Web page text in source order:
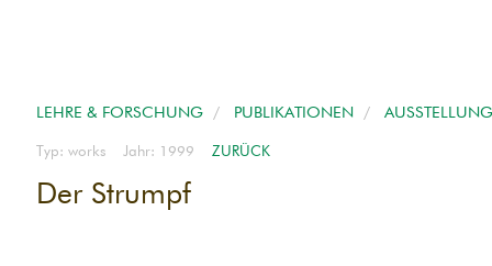
LEHRE & FORSCHUNG/ PUBLIKATIONEN /
Typ: works Jahr: 1999 ZURÜCK
Der Strumpf